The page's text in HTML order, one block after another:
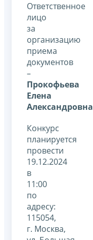
Ответственное
лицо
за
организацию
приема
документов
–
Прокофьева
Елена
Александровна
Конкурс
планируется
провести
19.12.2024
в
11:00
по
адресу:
115054,
г. Москва,